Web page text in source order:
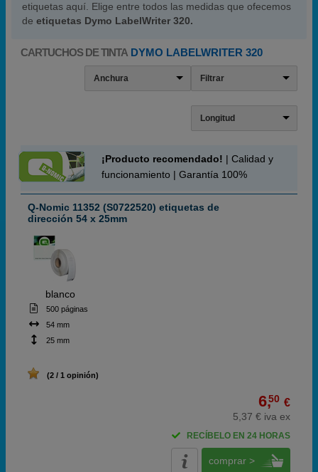
etiquetas aquí. Elige entre todos las medidas que ofecemos
de etiquetas Dymo LabelWriter 320.
CARTUCHOS DE TINTA DYMO LABELWRITER 320
Filtrar
Anchura
Longitud
¡Producto recomendado! | Calidad y
funcionamiento | Garantía 100%
Q-Nomic 11352 (S0722520) etiquetas de
dirección 54 x 25mm
blanco
500 páginas
54 mm
25 mm
(2 / 1 opinión)
6,50 €
5,37 € iva ex
RECÍBELO EN 24 HORAS
comprar >